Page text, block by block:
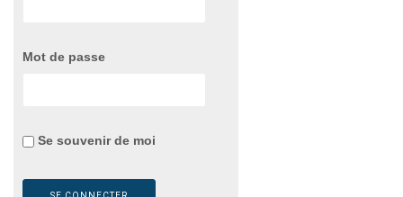
Mot de passe
Se souvenir de moi